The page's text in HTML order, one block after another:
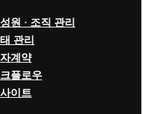
원 · 조직 관리
관리
계약
플로우
이트